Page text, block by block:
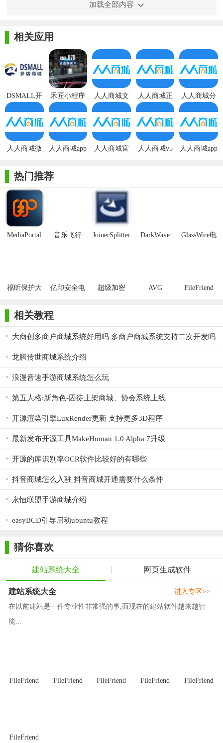
新增部分后台操作日志记录
新增旺店通API接口
优化升级部分
优化后台和商家订单列表中对于虚拟商品的买家信息
优化专题模块增加商品关联
优化商家结算申请的excel表格导出功能
优化后台销售金额统计以完成订单进行计算
寸云打印的发展趋势
优化微信小程序openid存储
优化订单列表查询增加收货人电话检索
优化后台商品列表导出excel的格式
修正部分
修复邮箱验证的新用户注册后无法获取奖励问题
无法生效问题
修复下载类商品订单取消后仍然可以下载的问题
【产品优势】
当今电子商务高速发展的时代，各色电商产品纷纷加入
造独一无二的完全符合自己意愿的电商平台。
2.独立自主
高安全性，独立自主，所有的程序数据，交易记录，商
品图片信息等都安全的放到自己的服务器里面，不需要依赖任何
第三方，不受任何第三方约束，你的永远就是你的
3.优秀品质
产品品质突出，无论从代码的架构设计，还是从编写质
量上都是独具匠心，易扩展（插件机制），高安全（cookie加
OSS存储服务等）。
加载全部内容
相关应用
DSMALL开
源B2B2C商
城官方版
禾匠小程序
商城独立开
源版
人人商城文
人人商城正
人人商城分
人人商城微
人人商城app
人人商城官
人人商城v5
人人商城app
热门推荐
MediaPortal
音乐飞行
JoinerSplitter
DarkWave
GlassWire电
福昕保护大
亿印安全电
超级加密
AVG
FileFriend
相关教程
大商创多商户商城系统好用吗 多商户商城系统支持二次开发吗
龙腾传世商城系统介绍
浪漫音速手游商城系统怎么玩
第五人格:新角色-囚徒上架商城、协会系统上线
开源渲染引擎LuxRender更新 支持更多3D程序
最新发布开源工具MakeHuman 1.0 Alpha 7升级
开源的库识别率OCR软件比较好的有哪些
抖音商城怎么入驻 抖音商城开通需要什么条件
永恒联盟手游商城介绍
easyBCD引导启动ubuntu教程
猜你喜欢
建站系统大全 网页生成软件
建站系统大全
在以前建站是一件专业性非常强的事,而现在的建站软件越来越智
能...
进入专区>>
FileFriend FileFriend FileFriend FileFriend FileFriend
FileFriend